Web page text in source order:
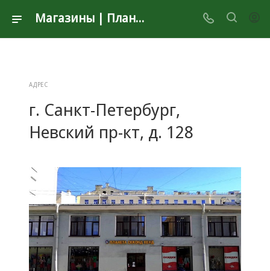
Магазины | Планета Секонд Хенд
АДРЕС
г. Санкт-Петербург,
Невский пр-кт, д. 128